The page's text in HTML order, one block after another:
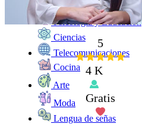
Deporte
Psicología y Educación
Ciencias
Telecomunicaciones
Cocina
Arte
Moda
Lengua de señas
5
4 K
Gratis